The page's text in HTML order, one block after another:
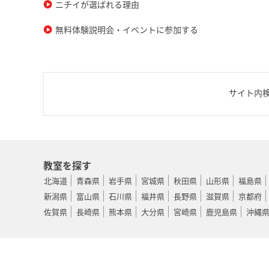
ニチイが選ばれる理由
無料体験説明会・イベントに参加する
サイト内
教室を探す
北海道 青森県 岩手県 宮城県 秋田県 山形県
福島県
新潟県
富山県 石川県 福井県 長野県 滋賀県
京都府
佐賀県
長崎県 熊本県 大分県 宮崎県 鹿児島県 沖縄県